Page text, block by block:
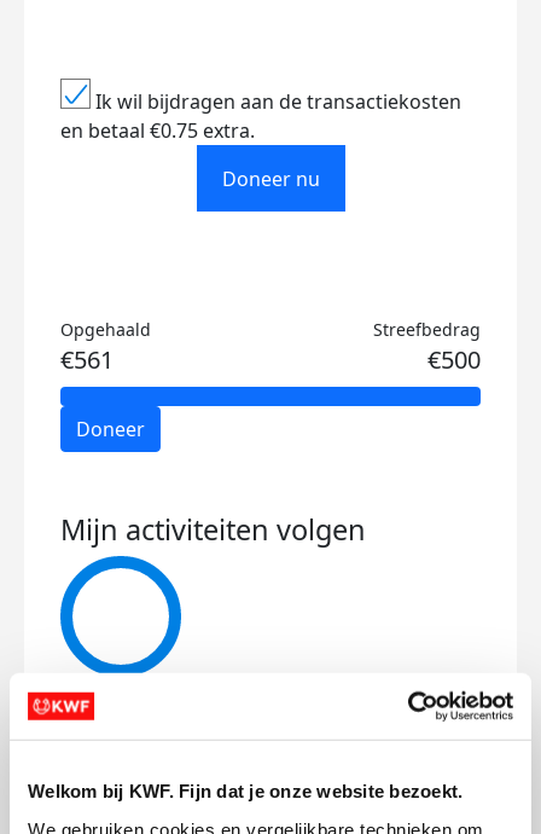
Welkom bij KWF. Fijn dat je onze website bezoekt.
We gebruiken cookies en vergelijkbare technieken om
Ik wil bijdragen aan de transactiekosten
en betaal €0.75 extra.
Doneer nu
Opgehaald
€561
Streefbedrag
€500
Doneer
Mijn activiteiten volgen
85
kms
Mijn afstandsdoel 50 kms